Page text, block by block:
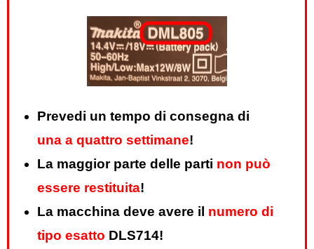
Prevedi un tempo di consegna di
una a quattro settimane!
La maggior parte delle parti non può
essere restituita!
La macchina deve avere il numero di
tipo esatto DLS714!